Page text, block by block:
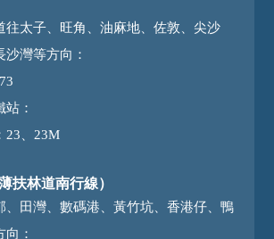
往太子、旺角、油麻地、佐敦、尖沙
灣等方向：
：
23、23M
扶林道南行線）
、田灣、數碼港、黃竹坑、香港仔、鴨
：